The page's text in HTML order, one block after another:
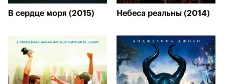
В сердце моря (2015) Небеса реальны (2014)